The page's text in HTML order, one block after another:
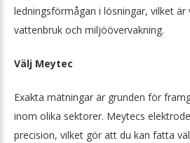
ledningsförmågan i lösningar, vilket
vattenbruk och miljöövervakning.
Välj Meytec
Exakta mätningar är grunden för
inom olika sektorer. Meytecs
precision, vilket gör att du kan fatta